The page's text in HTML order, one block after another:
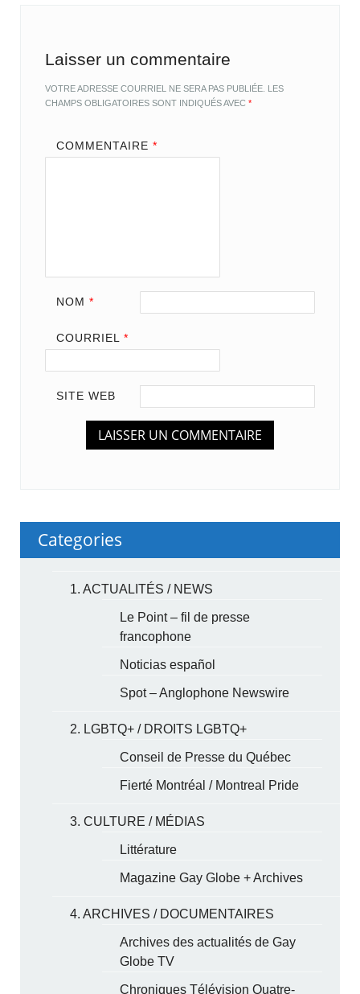
Laisser un commentaire
VOTRE ADRESSE COURRIEL NE SERA PAS PUBLIÉE. LES
CHAMPS OBLIGATOIRES SONT INDIQUÉS AVEC*
COMMENTAIRE *
NOM *
COURRIEL *
SITE WEB
Categories
1. ACTUALITÉS / NEWS
Le Point – fil de presse
francophone
Noticias español
Spot – Anglophone Newswire
2. LGBTQ+ / DROITS LGBTQ+
Conseil de Presse du Québec
Fierté Montréal / Montreal Pride
3. CULTURE / MÉDIAS
Littérature
Magazine Gay Globe + Archives
4. ARCHIVES / DOCUMENTAIRES
Archives des actualités de Gay
Globe TV
Chroniques Télévision Quatre-